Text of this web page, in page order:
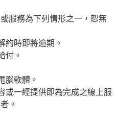
服務為下列情形之一，恕無
約時即將逾期。
付。
腦軟體。
或一經提供即為完成之線上服
。